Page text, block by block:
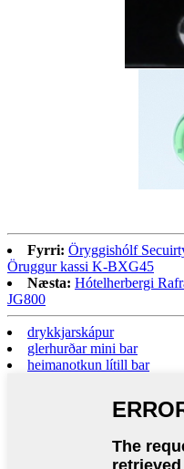
Fyrri: Öryggishólf
Öruggur kassi K-BXG45
Næsta: Hótelherbergi
JG800
drykkjarskápur
glerhurðar mini bar
heimanotkun lítill bar